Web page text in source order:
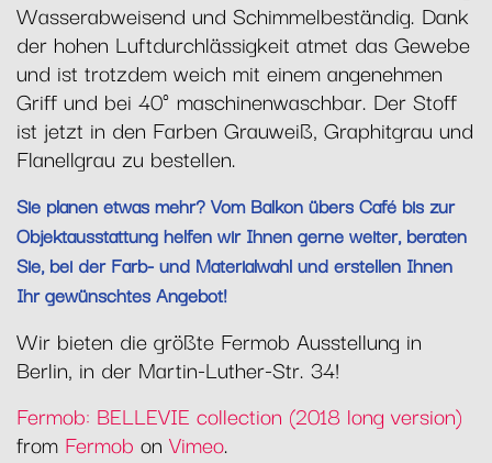
Wasserabweisend und Schimmelbeständig. Dank
der hohen Luftdurchlässigkeit atmet das Gewebe
und ist trotzdem weich mit einem angenehmen
Griff und bei 40° maschinenwaschbar. Der Stoff
ist jetzt in den Farben Grauweiß, Graphitgrau und
Flanellgrau zu bestellen.
Sie planen etwas mehr? Vom Balkon übers Café bis zur
Objektausstattung helfen wir Ihnen gerne weiter, beraten
Sie, bei der Farb- und Materialwahl und erstellen Ihnen
Ihr gewünschtes Angebot!
Wir bieten die größte Fermob Ausstellung in
Berlin, in der Martin-Luther-Str. 34!
Fermob: BELLEVIE collection (2018 long version)
from Fermob on Vimeo.